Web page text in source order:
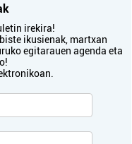
irekira!
ikusienak, martxan
egitarauen agenda eta